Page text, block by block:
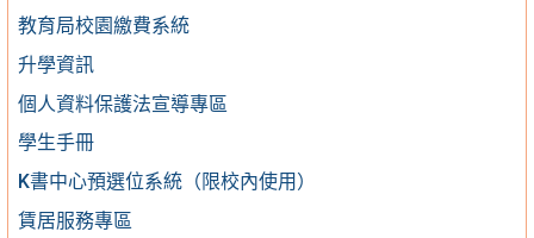
教育局校園繳費系統
升學資訊
個人資料保護法宣導專區
學生手冊
K書中心預選位系統（限校內使用）
賃居服務專區